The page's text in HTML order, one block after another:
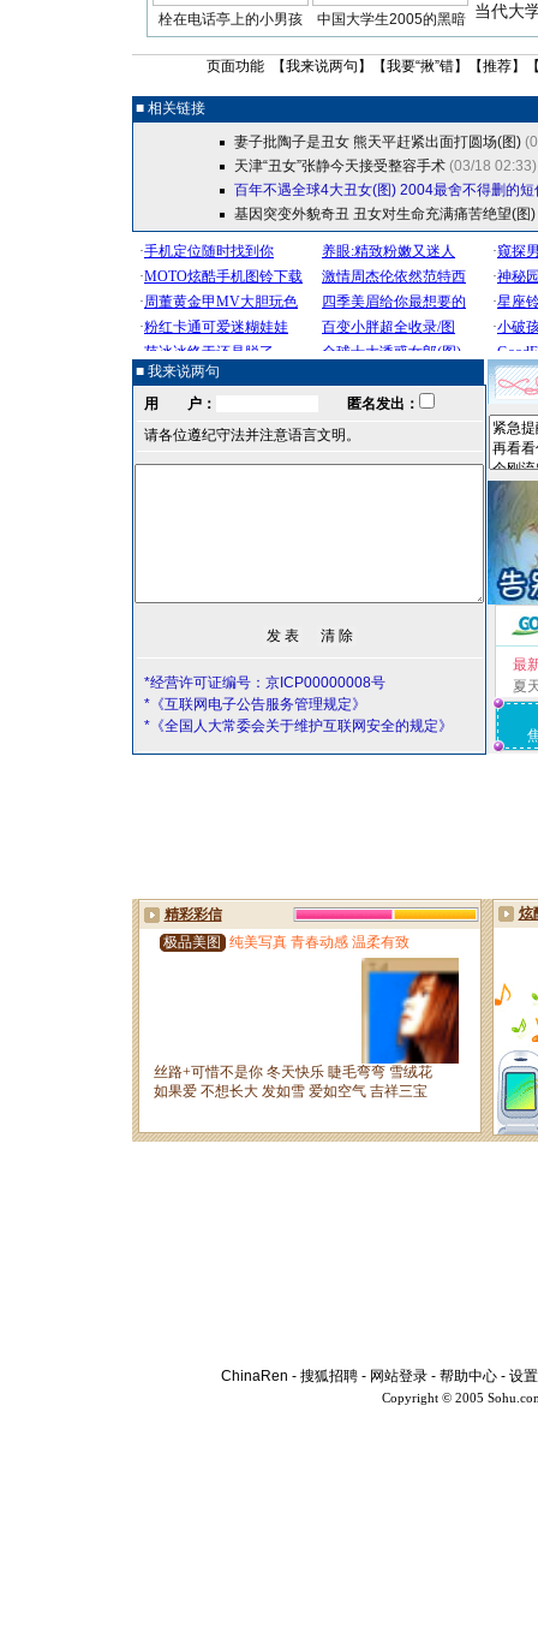
栓在电话亭上的小男孩 中国大学生2005的黑暗
当代大
页面功能 【我来说两句 】【我要“揪”错】【推荐】
■ 相关链接
妻子批陶子是丑女 熊天平赶紧出面打圆场(图)
天津“丑女”张静今天接受整容手术 (03/18 02:33)
百年不遇全球4大丑女(图) 2004最舍不得删的短
基因突变外貌奇丑 丑女对生命充满痛苦绝望(图)
■ 我来说两句
用 户：
匿名发出：
请各位遵纪守法并注意语言文明。
*经营许可证编号：京ICP00000008号
*《互联网电子公告服务管理规定》
*《全国人大常委会关于维护互联网安全的规定》
最
夏
ChinaRen - 搜狐招聘 - 网站登录 - 帮助中心 - 设
Copyright © 2005